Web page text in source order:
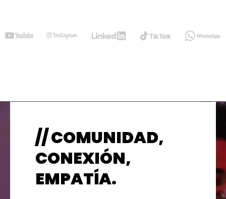
// COMUNIDAD,
CONEXIÓN,
EMPATÍA.